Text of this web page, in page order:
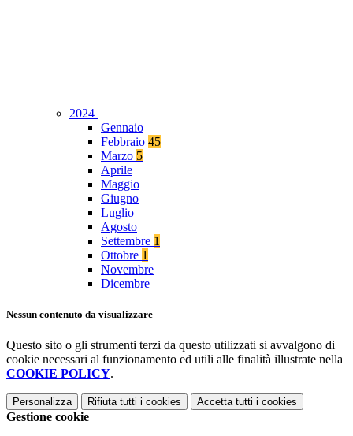
2024
Gennaio
Febbraio 45
Marzo 5
Aprile
Maggio
Giugno
Luglio
Agosto
Settembre 1
Ottobre 1
Novembre
Dicembre
Nessun contenuto da visualizzare
Questo sito o gli strumenti terzi da questo utilizzati si avvalgono di
cookie necessari al funzionamento ed utili alle finalità illustrate nella
COOKIE POLICY.
Personalizza Rifiuta tutti i cookies Accetta tutti i cookies
Gestione cookie